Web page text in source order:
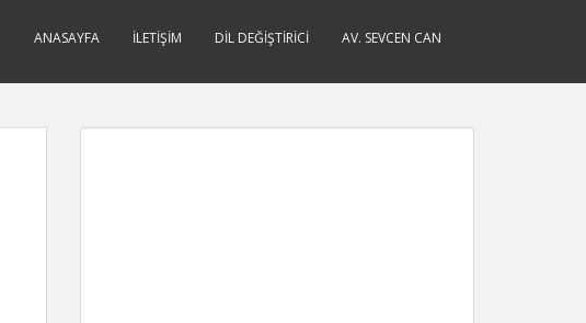
ANASAYFA İLETIŞIM DIL DEĞIŞTIRICI AV. SEVCEN CAN